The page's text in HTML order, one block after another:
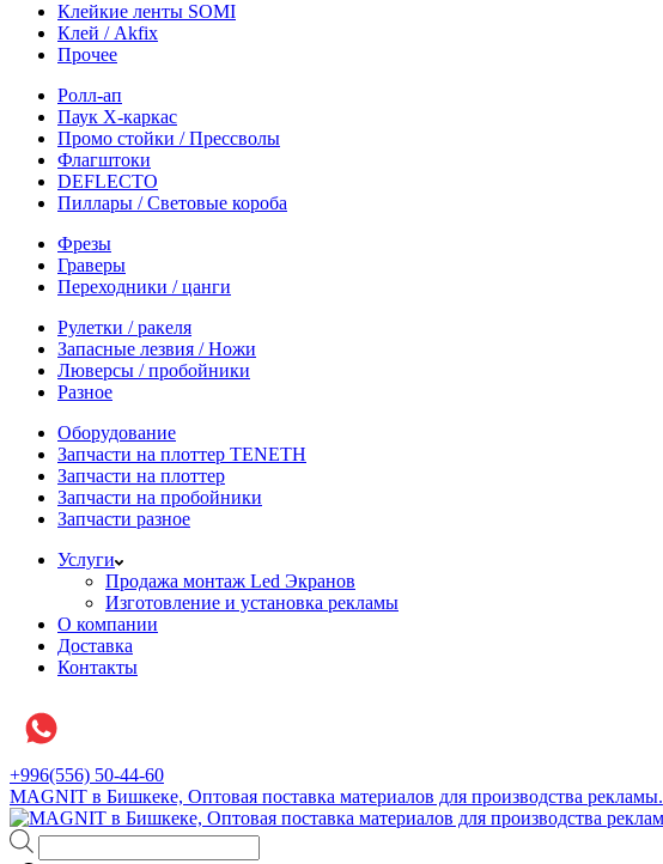
Клейкие ленты SOMI
Клей / Akfix
Прочее
Ролл-ап
Паук X-каркас
Промо стойки / Прессволы
Флагштоки
DEFLECTO
Пиллары / Световые короба
Фрезы
Граверы
Переходники / цанги
Рулетки / ракеля
Запасные лезвия / Ножи
Люверсы / пробойники
Разное
Оборудование
Запчасти на плоттер TENETH
Запчасти на плоттер
Запчасти на пробойники
Запчасти разное
Услуги
Продажа монтаж Led Экранов
Изготовление и установка рекламы
О компании
Доставка
Контакты
+996(556) 50-44-60
MAGNIT в Бишкеке, Оптовая поставка материалов для производства рекламы.
Поиск
товаров